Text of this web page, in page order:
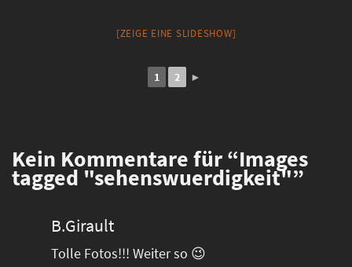
[ZEIGE EINE SLIDESHOW]
1 2 ►
Kein Kommentare für “Images
tagged "sehenswuerdigkeit"”
B.Girault
Tolle Fotos!!! Weiter so 😉